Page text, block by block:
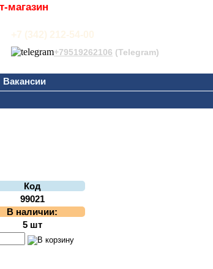
магазин
+7 (342) 212-54-00
+79519262106 (Telegram)
Вакансии
Код
99021
В наличии:
5 шт